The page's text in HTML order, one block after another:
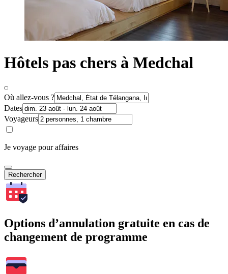
Hôtels pas chers à Medchal
Où allez-vous ?
Dates
Voyageurs
Je voyage pour affaires
Rechercher
Options d’annulation gratuite en cas de
changement de programme